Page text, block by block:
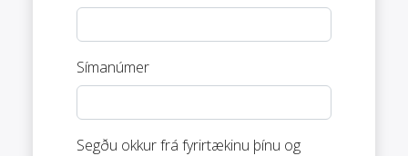
Símanúmer
Segðu okkur frá fyrirtækinu þínu og